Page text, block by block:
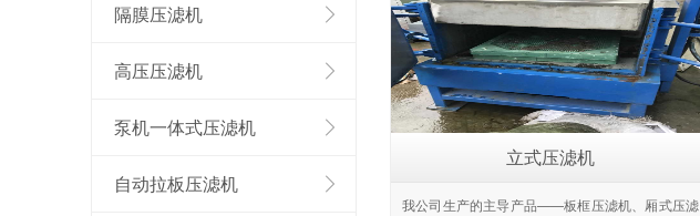
立式压滤机
我公司生产的主导产品——板框压滤机、厢式压滤
隔膜压滤机
高压压滤机
泵机一体式压滤机
自动拉板压滤机